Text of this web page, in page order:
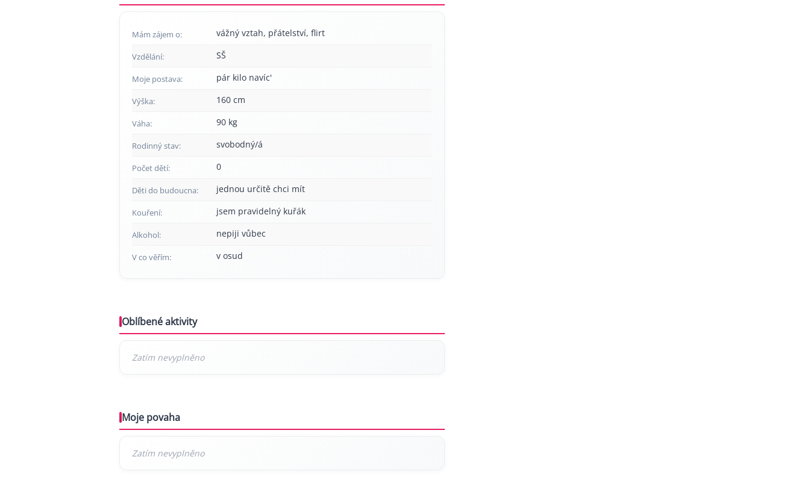
Mám zájem o: vážný vztah, přátelství, flirt
Vzdělání: SŠ
Moje postava: pár kilo navíc'
Výška: 160 cm
Váha: 90 kg
Rodinný stav: svobodný/á
Počet dětí: 0
Děti do budoucna: jednou určitě chci mít
Kouření: jsem pravidelný kuřák
Alkohol: nepiji vůbec
V co věřím: v osud
Oblíbené aktivity
Moje povaha